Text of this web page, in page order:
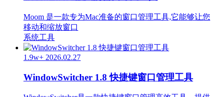
Moom 是一款专为Mac准备的窗口管理工具,它能够让您
移动和缩放窗口
系统工具
1.9w+ 2026.02.27
WindowSwitcher 1.8 快捷键窗口管理工具